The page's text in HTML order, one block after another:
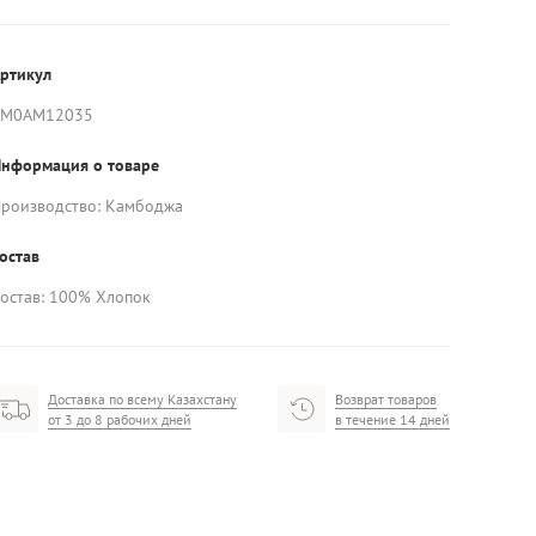
о товаре
Камбоджа
100% Хлопок
Доставка по всему Казахстану
от 3 до 8 рабочих дней
Возврат товаров
в течение 14 дней